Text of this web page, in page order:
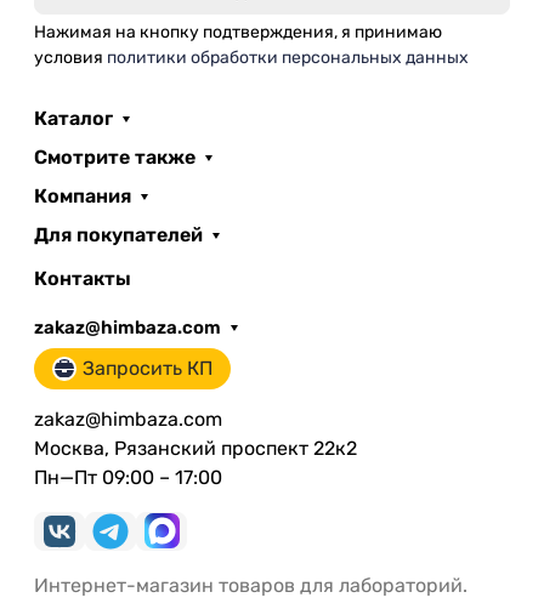
Нажимая на кнопку подтверждения, я принимаю
условия политики обработки персональных данных
Каталог
Смотрите также
Компания
Для покупателей
Контакты
zakaz@himbaza.com
Запросить КП
zakaz@himbaza.com
Москва, Рязанский проспект 22к2
Пн—Пт 09:00 – 17:00
Интернет-магазин товаров для лабораторий.